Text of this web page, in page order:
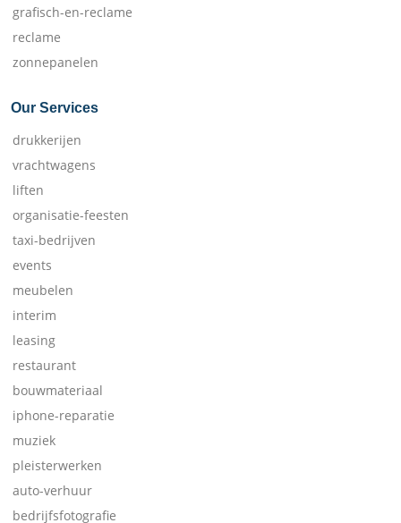
grafisch-en-reclame
reclame
zonnepanelen
Our Services
drukkerijen
vrachtwagens
liften
organisatie-feesten
taxi-bedrijven
events
meubelen
interim
leasing
restaurant
bouwmateriaal
iphone-reparatie
muziek
pleisterwerken
auto-verhuur
bedrijfsfotografie